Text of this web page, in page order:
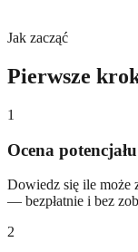
Jak zacząć
Pierwsze
1
Ocena potencjału
Dowiedz się ile może
— bezpłatnie i bez
2